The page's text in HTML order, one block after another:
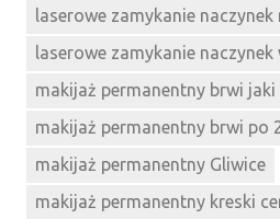
laserowe zamykanie naczynek
laserowe zamykanie naczynek
makijaż permanentny brwi jaki
makijaż permanentny brwi po
makijaż permanentny Gliwice
makijaż permanentny kreski